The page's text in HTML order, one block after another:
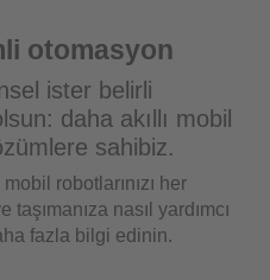
otomasyon
ister belirli
daha akıllı mobil
sahibiz.
robotlarınızı her
nasıl yardımcı
fazla bilgi edinin.